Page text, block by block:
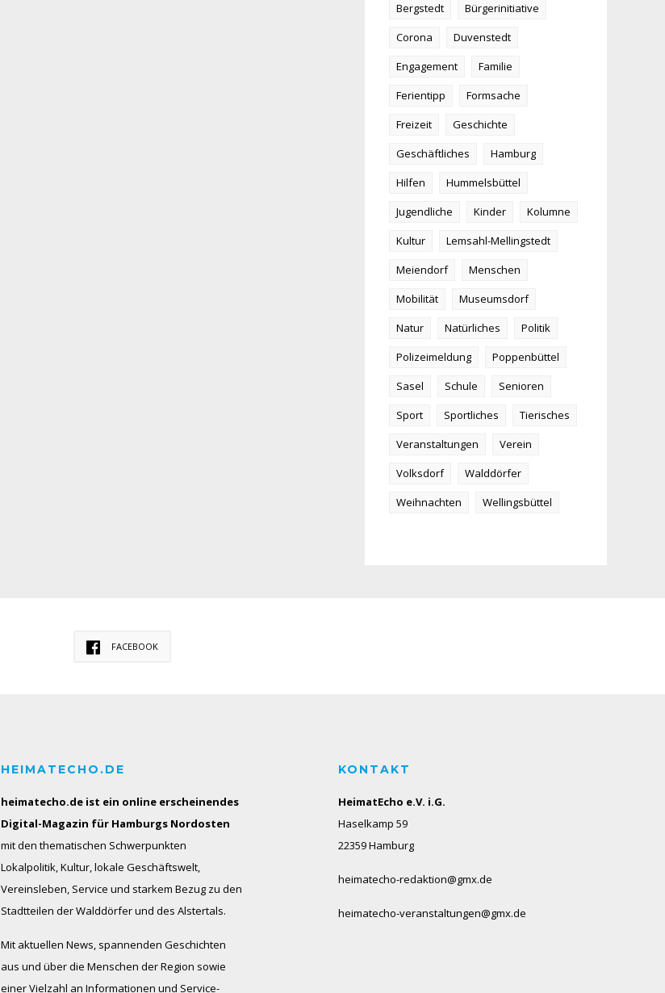
Bergstedt
Bürgerinitiative
Corona
Duvenstedt
Engagement
Familie
Ferientipp
Formsache
Freizeit
Geschichte
Geschäftliches
Hamburg
Hilfen
Hummelsbüttel
Jugendliche
Kinder
Kolumne
Kultur
Lemsahl-Mellingstedt
Meiendorf
Menschen
Mobilität
Museumsdorf
Natur
Natürliches
Politik
Polizeimeldung
Poppenbüttel
Sasel
Schule
Senioren
Sport
Sportliches
Tierisches
Veranstaltungen
Verein
Volksdorf
Walddörfer
Weihnachten
Wellingsbüttel
FACEBOOK
HEIMATECHO.DE
heimatecho.de ist ein online erscheinendes
Digital-Magazin für Hamburgs Nordosten
mit den thematischen Schwerpunkten
Lokalpolitik, Kultur, lokale Geschäftswelt,
Vereinsleben, Service und starkem Bezug zu den
Stadtteilen der Walddörfer und des Alstertals.
Mit aktuellen News, spannenden Geschichten
aus und über die Menschen der Region sowie
einer Vielzahl an Informationen und Service-
KONTAKT
HeimatEcho e.V. i.G.
Haselkamp 59
22359 Hamburg
heimatecho-redaktion@gmx.de
heimatecho-veranstaltungen@gmx.de